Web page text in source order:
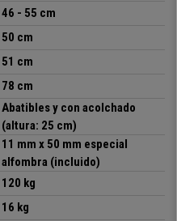
46 - 55 cm
50 cm
51 cm
78 cm
Abatibles y con acolchado
(altura: 25 cm)
11 mm x 50 mm especial
alfombra (incluido)
120 kg
16 kg